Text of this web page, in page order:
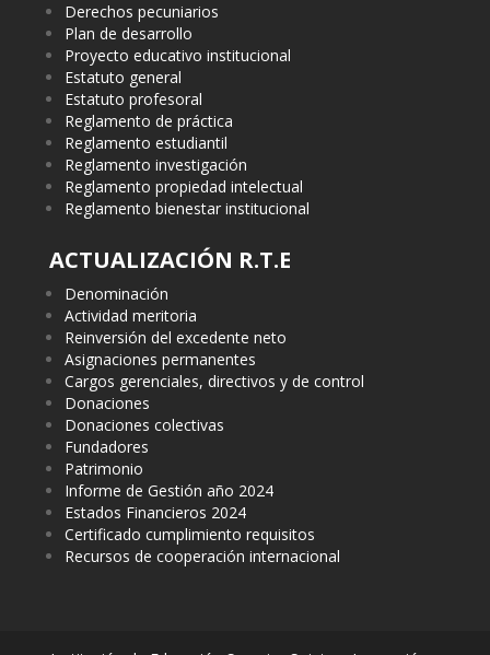
Derechos pecuniarios
Plan de desarrollo
Proyecto educativo institucional
Estatuto general
Estatuto profesoral
Reglamento de práctica
Reglamento estudiantil
Reglamento investigación
Reglamento propiedad intelectual
Reglamento bienestar institucional
ACTUALIZACIÓN R.T.E
Denominación
Actividad meritoria
Reinversión del excedente neto
Asignaciones permanentes
Cargos gerenciales, directivos y de control
Donaciones
Donaciones colectivas
Fundadores
Patrimonio
Informe de Gestión año 2024
Estados Financieros 2024
Certificado cumplimiento requisitos
Recursos de cooperación internacional